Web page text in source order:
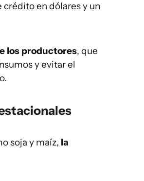
en dólares y un
los productores, que
y evitar el
soja y maíz, la